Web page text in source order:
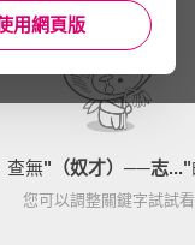
查無" （奴才）──志..."
您可以調整關鍵字試試看
用網頁版